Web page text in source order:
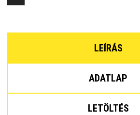
LEÍRÁS
ADATLAP
LETÖLTÉS